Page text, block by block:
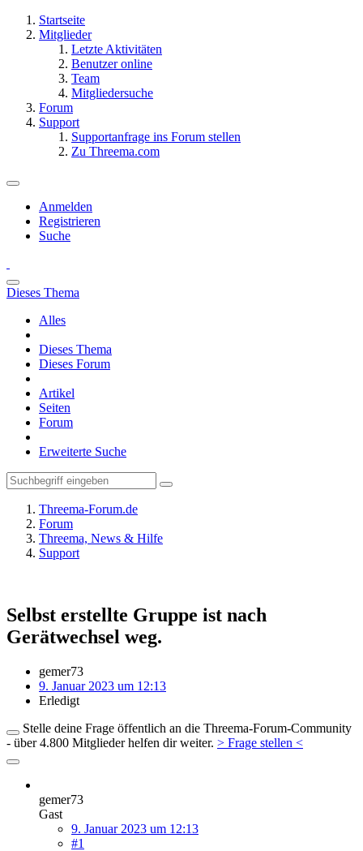
Startseite
Mitglieder
Letzte Aktivitäten
Benutzer online
Team
Mitgliedersuche
Forum
Support
Supportanfrage ins Forum stellen
Zu Threema.com
Anmelden
Registrieren
Suche
Dieses Thema
Alles
Dieses Thema
Dieses Forum
Artikel
Seiten
Forum
Erweiterte Suche
Threema-Forum.de
Forum
Threema, News & Hilfe
Support
Selbst erstellte Gruppe ist nach
Gerätwechsel weg.
gemer73
9. Januar 2023 um 12:13
Erledigt
Stelle deine Frage öffentlich an die Threema-Forum-Community
- über 4.800 Mitglieder helfen dir weiter. > Frage stellen <
gemer73
Gast
9. Januar 2023 um 12:13
#1